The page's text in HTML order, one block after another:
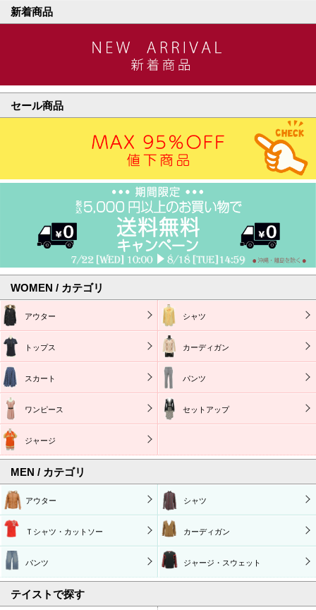
新着商品
セール商品
WOMEN / カテゴリ
アウター シャツ
トップス カーディガン
スカート パンツ
ワンピース セットアップ
ジャージ
MEN / カテゴリ
アウター シャツ
Ｔシャツ・カットソー カーディガン
パンツ ジャージ・スウェット
テイストで探す